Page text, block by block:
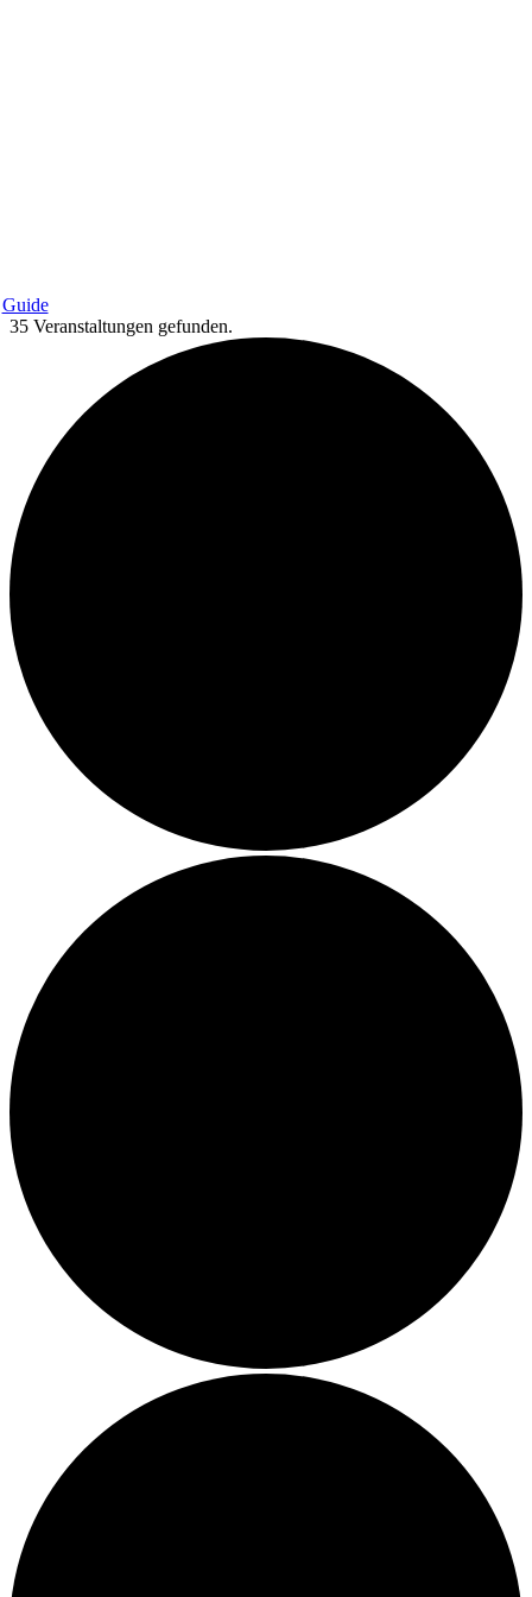
Guide
35 Veranstaltungen gefunden.